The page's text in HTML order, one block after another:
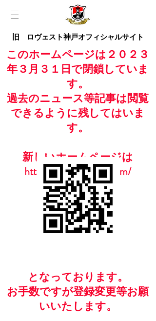
旧 ロヴェスト神戸オフィシャルサイト
このホームページは２０２３
年３月３１日で閉鎖していま
す。
過去のニュース等記事は閲覧
できるように残してはいま
す。
新しいホームページは
https://www.casailfc.com/
​となっております。
お手数ですが​登録変更等お願
いいたします。